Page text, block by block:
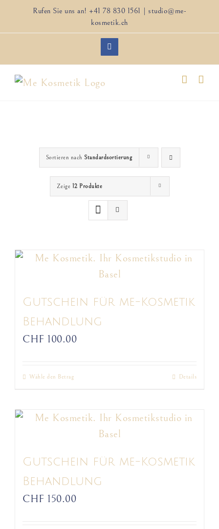
Rufen Sie uns an! +41 78 830 1561 | studio@me-
kosmetik.ch
Facebook
Sortieren nach Standardsortierung
Zeige 12 Produkte
Gutschein für me-Kosmetik
Behandlung
CHF 100.00
Wähle den BetragDieses
weist
mehrere
auf.
Die
Optionen
Details
Gutschein für me-Kosmetik
Behandlung
CHF 150.00